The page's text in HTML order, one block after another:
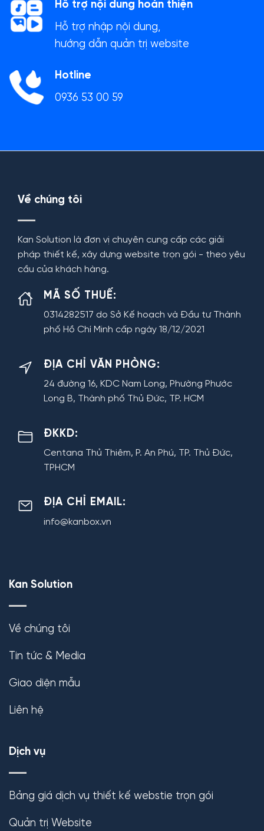
Hỗ trợ nội dung hoàn thiện
Hỗ trợ nhập nội dung,
hướng dẫn quản trị website
Hotline
0936 53 00 59
Về chúng tôi
Kan Solution là đơn vị chuyên cung cấp các giải
pháp thiết kế, xây dựng website trọn gói - theo yêu
cầu của khách hàng.
MÃ SỐ THUẾ:
0314282517 do Sở Kế hoạch và Đầu tư Thành
phố Hồ Chí Minh cấp ngày 18/12/2021
ĐỊA CHỈ VĂN PHÒNG:
24 đường 16, KDC Nam Long, Phường Phước
Long B, Thành phố Thủ Đức, TP. HCM
ĐKKD:
Centana Thủ Thiêm, P. An Phú, TP. Thủ Đức,
TPHCM
ĐỊA CHỈ EMAIL:
info@kanbox.vn
Kan Solution
Về chúng tôi
Tin tức & Media
Giao diện mẫu
Liên hệ
Dịch vụ
Bảng giá dịch vụ thiết kế webstie trọn gói
Quản trị Website